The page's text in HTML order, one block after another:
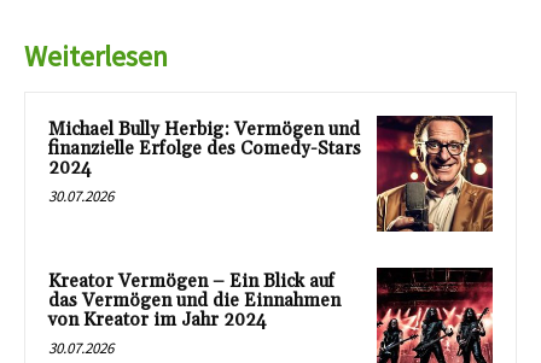
Weiterlesen
Michael Bully Herbig: Vermögen und
finanzielle Erfolge des Comedy-Stars
2024
30.07.2026
Kreator Vermögen – Ein Blick auf
das Vermögen und die Einnahmen
von Kreator im Jahr 2024
30.07.2026